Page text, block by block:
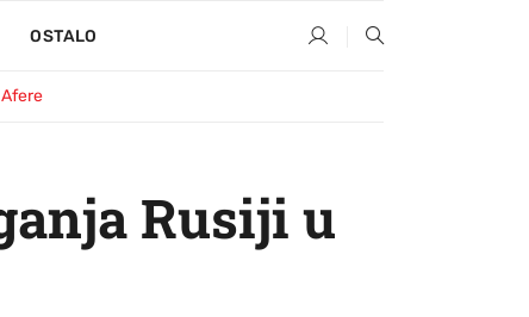
OSTALO
Afere
Rusiji u